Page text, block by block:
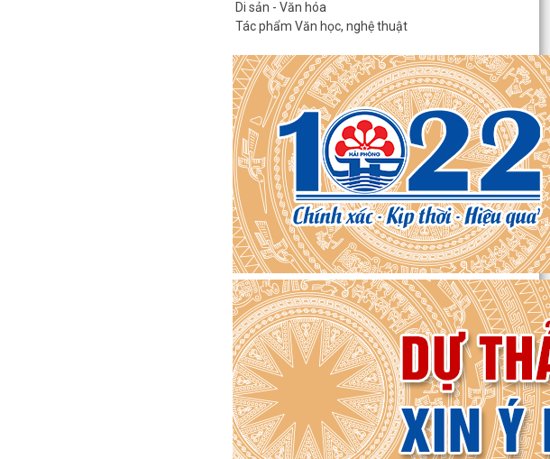
Di sản - Văn hóa
Tác phẩm Văn học, nghệ thuật
lượng tham gia bảo vệ ANTT ở cơ sở
Xã Đường An tiếp tục triển khai nhiệm vụ bảo
đảm trật tự, an toàn giao thông
Xã Đường An với những kết quả đạt được trong
tháng 7/2026
Chương trình dạy bơi và kỹ năng phòng, chống
đuối nước cho thanh, thiếu nhi hè năm 2026
Xã Đường An phối hợp với Công An thành phố Hải
Phòng trao tặng kinh phí xây dựng nhà ở cho gia...
Triển khai đăng ký, sử dụng tài khoản định danh
điện tử phục vụ đấu giá trực tuyến
Công khai Quyết định phê duyệt phương án tái
cấu thủ tục hành chính lĩnh vực trẻ em thuộc
phạm vi...
QUYẾT ĐỊNH Về việc công bố Danh mục thủ tục
hành chính được sửa đổi, bổ sung thuộc phạm vi
chức...